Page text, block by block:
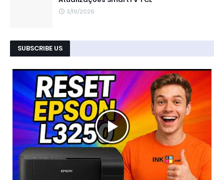
3/19/2026
SUBSCRIBE US